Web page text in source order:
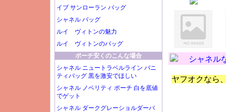
シャネル
ヤフオクなら
イブ サンローラン バッグ
シャネル バッグ
ルイ ヴィトンの魅力
ルイ ヴィトンのバッグ
ポーチ安くのこんな場合
シャネル ニュートラベルライン バニ
ティバッグ 黒を激安でほしい
シャネル ノベリティ ポーチ 白を底値
でゲット
シャネル ダークグレーショルダーバ